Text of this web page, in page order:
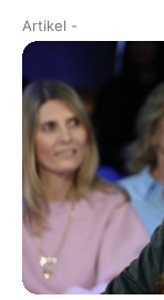
Artikel -